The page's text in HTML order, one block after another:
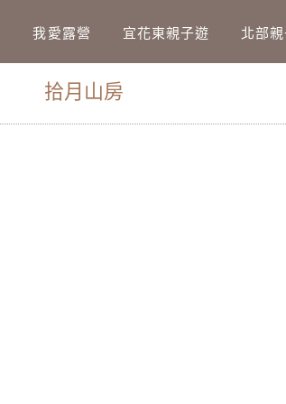
我愛露營 宜花東親子遊 北部
拾月山房